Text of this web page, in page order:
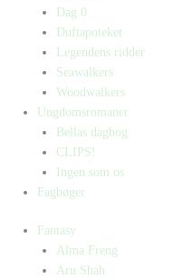
Dag 0
Duftapoteket
Legendens ridder
Seawalkers
Woodwalkers
Ungdomsromaner
Bellas dagbog
CLIPS!
Ingen som os
Fagbøger
Fantasy
Alma Freng
Aru Shah